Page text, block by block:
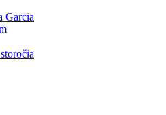
Garcia